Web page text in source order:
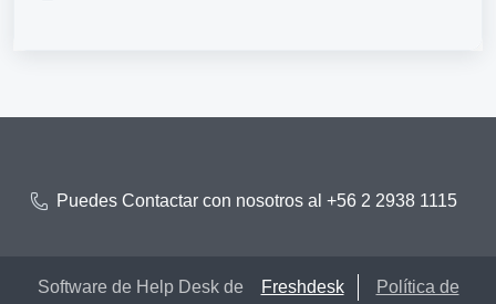
Puedes Contactar con nosotros al +56 2 2938 1115
Software de Help Desk de Freshdesk
Política de